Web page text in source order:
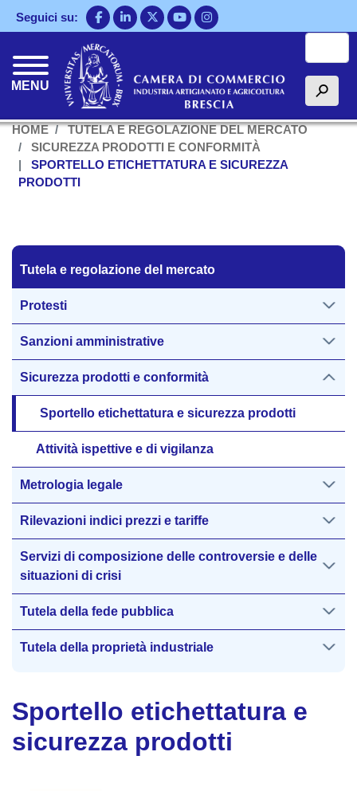
Salta
al
Seguici su:
MENU h
HOME
TUTELA E REGOLAZIONE DEL MERCATO
SICUREZZA PRODOTTI E CONFORMITÀ
SPORTELLO ETICHETTATURA E SICUREZZA
PRODOTTI
Sportello etichettatura e
sicurezza prodotti
Tutela regolazione del mercato
Tutela e regolazione del mercato
Protesti
Sanzioni amministrative
Sicurezza prodotti e conformità
Sportello etichettatura e sicurezza prodotti
Attività ispettive e di vigilanza
Metrologia legale
Rilevazioni indici prezzi e tariffe
Servizi di composizione delle controversie e delle
situazioni di crisi
Tutela della fede pubblica
Tutela della proprietà industriale